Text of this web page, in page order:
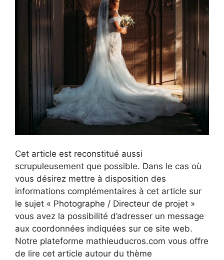
Cet article est reconstitué aussi
scrupuleusement que possible. Dans le cas où
vous désirez mettre à disposition des
informations complémentaires à cet article sur
le sujet « Photographe / Directeur de projet »
vous avez la possibilité d’adresser un message
aux coordonnées indiquées sur ce site web.
Notre plateforme mathieuducros.com vous offre
de lire cet article autour du thème